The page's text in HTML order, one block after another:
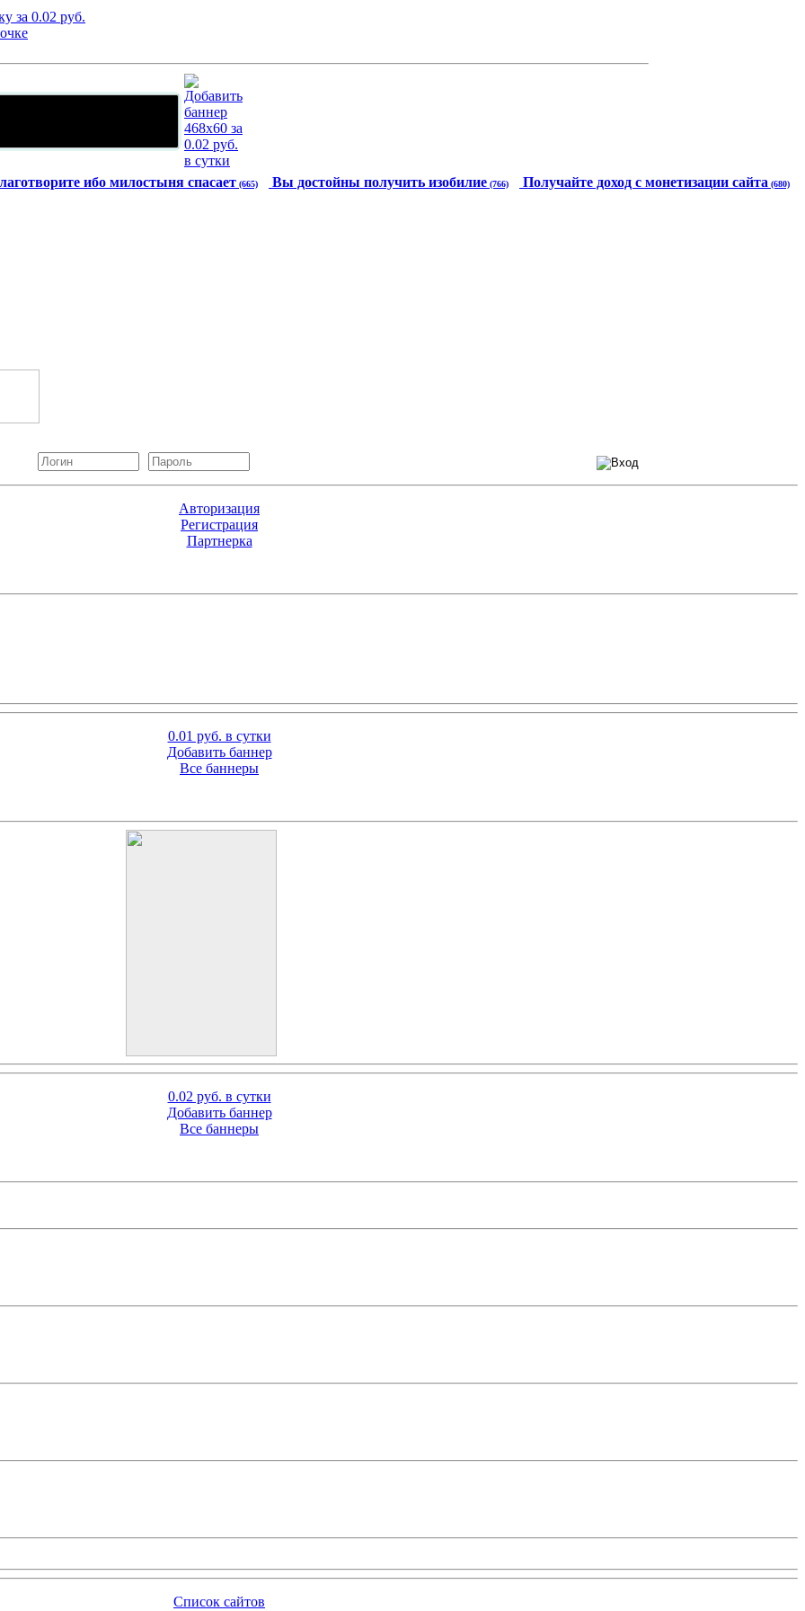
ибо милостыня спасает (665) Вы достойны получить изобилие (766) Получайте доход с монетизации сайта (680)
Авторизация
Регистрация
Партнерка
0.01 руб. в сутки
Добавить баннер
Все баннеры
0.02 руб. в сутки
Добавить баннер
Все баннеры
Список сайтов